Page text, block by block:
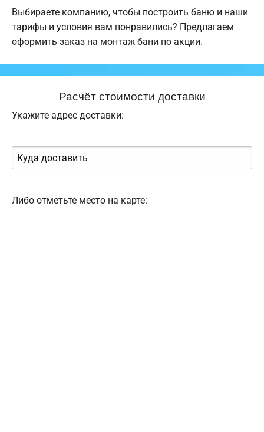
Выбираете компанию, чтобы построить баню и наши
тарифы и условия вам понравились? Предлагаем
оформить заказ на монтаж бани по акции.
Расчёт стоимости доставки
Укажите адрес доставки:
Либо отметьте место на карте: